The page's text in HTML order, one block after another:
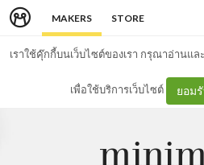
MAKERS STORE
เราใช้คุ๊กกี้บนเว็บไซต์ของเรา กรุณาอ่านแ
เพื่อใช้บริการเว็บไซต์ ยอม